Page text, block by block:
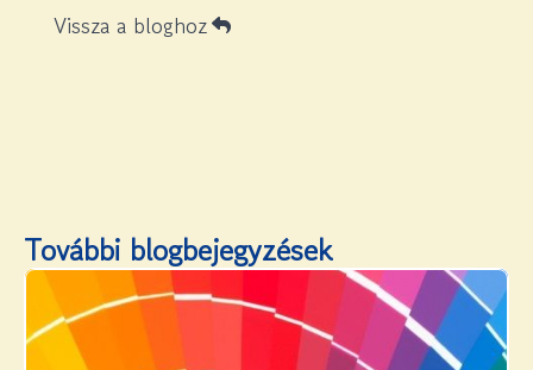
Vissza a bloghoz
További blogbejegyzések